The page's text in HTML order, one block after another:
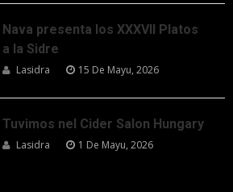
Nava presenta los XXXVII Platos
a la Sidre
Lasidra 15 De Mayu, 2026
Tuvimos nel Cider Salon Hungary
Lasidra 1 De Mayu, 2026